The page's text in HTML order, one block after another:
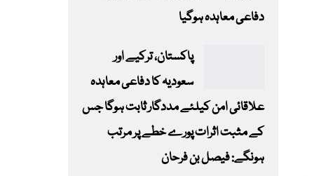
دفاعی معاہدہ ہوگیا
پاکستان، ترکیے اور
سعودیہ کا دفاعی معاہدہ
علاقائی امن کیلئے مددگار ثابت ہوگا جس
کے مثبت اثرات پورے خطے پر مرتب
ہونگے: فیصل بن فرحان